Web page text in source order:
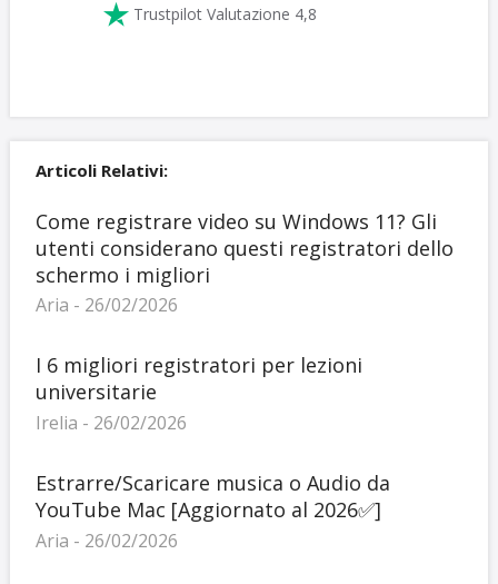
 Trustpilot Valutazione 4,8
Articoli Relativi:
Come registrare video su Windows 11? Gli
utenti considerano questi registratori dello
schermo i migliori
Aria - 26/02/2026
I 6 migliori registratori per lezioni
universitarie
Irelia - 26/02/2026
Estrarre/Scaricare musica o Audio da
YouTube Mac [Aggiornato al 2026✅]
Aria - 26/02/2026